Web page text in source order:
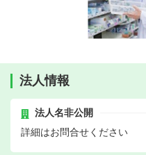
法人情報
法人名非公開
詳細はお問合せください